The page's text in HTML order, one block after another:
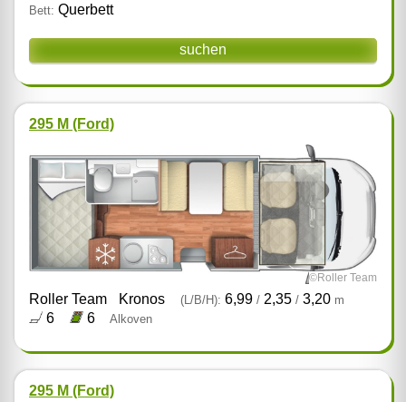
Bett: Querbett
suchen
295 M (Ford)
©Roller Team
Roller Team Kronos (L/B/H): 6,99 /2,35 /3,20 m
6 6 Alkoven
295 M (Ford)